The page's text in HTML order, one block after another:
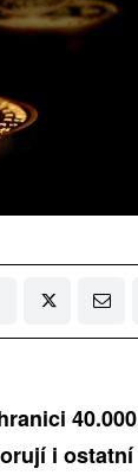
40.000
i ostatní